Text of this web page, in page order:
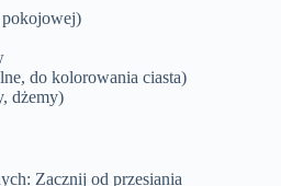
pokojowej)
do kolorowania ciasta)
dżemy)
Zacznij od przesiania